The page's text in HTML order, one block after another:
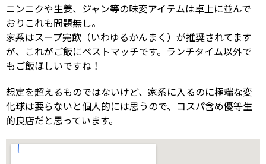
ニンニクや生姜、ジャン等の味変アイテムは卓上に並んで
おりこれも問題無し。
家系はスープ完飲（いわゆるかんまく）が推奨されてます
が、これがご飯にベストマッチです。ランチタイム以外で
もご飯ほしいですね！
想定を超えるものではないけど、家系に入るのに極端な変
化球は要らないと個人的には思うので、コスパ含め優等生
的良店だと思っています。